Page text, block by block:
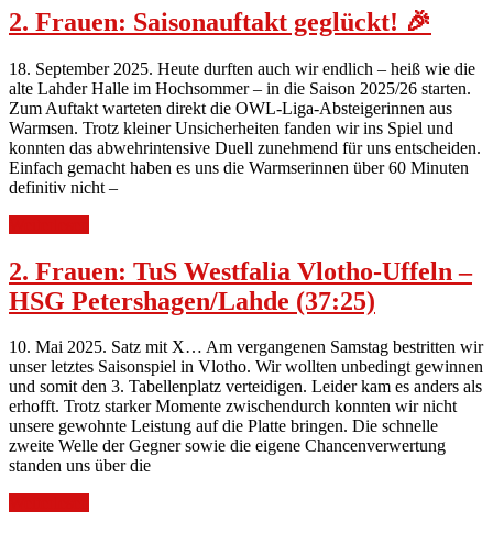
2. Frauen: Saisonauftakt geglückt! 🎉
18. September 2025. Heute durften auch wir endlich – heiß wie die
alte Lahder Halle im Hochsommer – in die Saison 2025/26 starten.
Zum Auftakt warteten direkt die OWL-Liga-Absteigerinnen aus
Warmsen. Trotz kleiner Unsicherheiten fanden wir ins Spiel und
konnten das abwehrintensive Duell zunehmend für uns entscheiden.
Einfach gemacht haben es uns die Warmserinnen über 60 Minuten
definitiv nicht –
2. Frauen: TuS Westfalia Vlotho-Uffeln –
HSG Petershagen/Lahde (37:25)
10. Mai 2025. Satz mit X… Am vergangenen Samstag bestritten wir
unser letztes Saisonspiel in Vlotho. Wir wollten unbedingt gewinnen
und somit den 3. Tabellenplatz verteidigen. Leider kam es anders als
erhofft. Trotz starker Momente zwischendurch konnten wir nicht
unsere gewohnte Leistung auf die Platte bringen. Die schnelle
zweite Welle der Gegner sowie die eigene Chancenverwertung
standen uns über die